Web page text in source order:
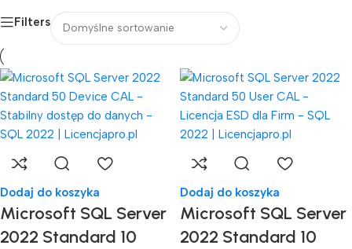
Filters
Dodaj do koszyka
Microsoft SQL Server
2022 Standard 10
Dodaj do koszyka
Microsoft SQL Server
2022 Standard 10